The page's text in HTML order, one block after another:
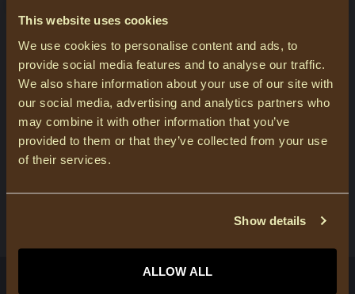
This website uses cookies
We use cookies to personalise content and ads, to
provide social media features and to analyse our traffic.
We also share information about your use of our site with
our social media, advertising and analytics partners who
may combine it with other information that you’ve
provided to them or that they’ve collected from your use
of their services.
Show details
ALLOW ALL
MEER INFORMATIE
Heeft u vragen over onze producten of uw aankoop? Bezoek dan
onze klantenservicepagina. Hier vindt u onze bedrijfsgegevens,
antwoorden op veelgestelde vragen en verschillende manieren
om contact met ons op te nemen.
BEKIJK ONZE WINKELS